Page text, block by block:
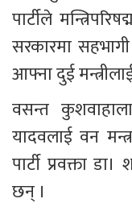
पार्टीले
सरकारमा
आफ्ना दुई
वसन्त
यादवलाई वन
पार्टी प्रवक्ता
छन् ।